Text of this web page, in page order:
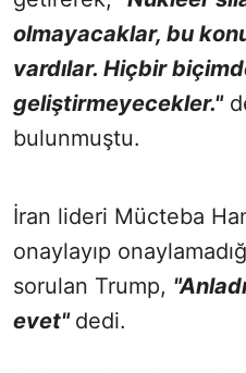
olmayacaklar, bu
vardılar. Hiçbir
geliştirmeyecekler."
bulunmuştu.
İran lideri Mücteba
onaylayıp
sorulan Trump,
evet" dedi.